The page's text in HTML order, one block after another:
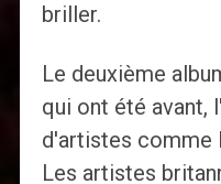
briller.
Le deuxième
qui ont été avant,
d'artistes comme
Les artistes